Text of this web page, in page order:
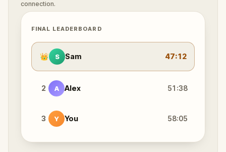
connection.
FINAL LEADERBOARD
👑 S Sam 47:12
2 A Alex 51:38
3 Y You 58:05